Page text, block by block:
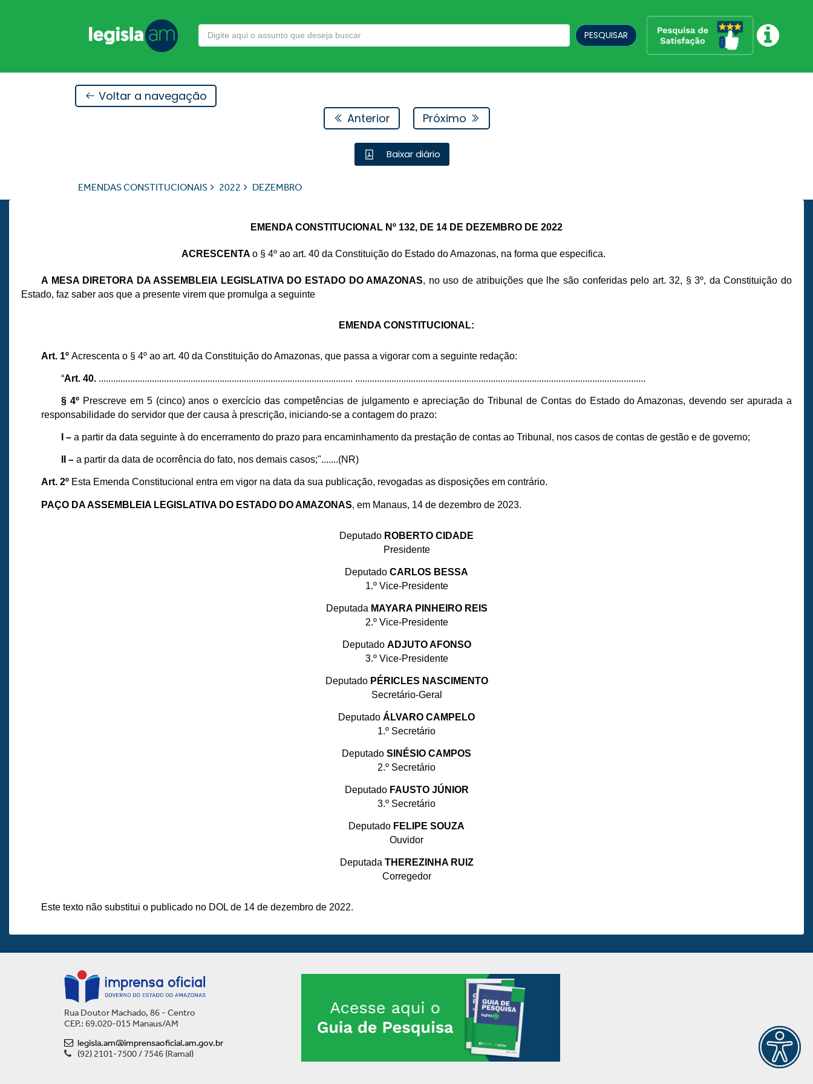
PESQUISAR
Voltar a navegação
Anterior
Próximo
Baixar diário
EMENDAS CONSTITUCIONAIS 2022 DEZEMBRO
EMENDA CONSTITUCIONAL Nº 132, DE 14 DE DEZEMBRO DE 2022
ACRESCENTA o § 4º ao art. 40 da Constituição do Estado do Amazonas, na forma que especifica.
A MESA DIRETORA DA ASSEMBLEIA LEGISLATIVA DO ESTADO DO AMAZONAS, no uso de atribuições que lhe são conferidas pelo art. 32, § 3º, da Constituição do
Estado, faz saber aos que a presente virem que promulga a seguinte
EMENDA CONSTITUCIONAL:
Art. 1ºAcrescenta o § 4º ao art. 40 da Constituição do Amazonas, que passa a vigorar com a seguinte redação:
“Art. 40. ......................................................................................................... ........................................................................................................................
§ 4º Prescreve em 5 (cinco) anos o exercício das competências de julgamento e apreciação do Tribunal de Contas do Estado do Amazonas, devendo ser apurada a
responsabilidade do servidor que der causa à prescrição, iniciando-se a contagem do prazo:
I – a partir da data seguinte à do encerramento do prazo para encaminhamento da prestação de contas ao Tribunal, nos casos de contas de gestão e de governo;
II –a partir da data de ocorrência do fato, nos demais casos;".......(NR)
Art. 2º Esta Emenda Constitucional entra em vigor na data da sua publicação, revogadas as disposições em contrário.
PAÇO DA ASSEMBLEIA LEGISLATIVA DO ESTADO DO AMAZONAS, em Manaus, 14 de dezembro de 2023.
Deputado ROBERTO CIDADE
Presidente
Deputado CARLOS BESSA
1.º Vice-Presidente
Deputada MAYARA PINHEIRO REIS
2.º Vice-Presidente
Deputado ADJUTO AFONSO
3.º Vice-Presidente
Deputado PÉRICLES NASCIMENTO
Secretário-Geral
Deputado ÁLVARO CAMPELO
1.º Secretário
Deputado SINÉSIO CAMPOS
2.º Secretário
Deputado FAUSTO JÚNIOR
3.º Secretário
Deputado FELIPE SOUZA
Ouvidor
Deputada THEREZINHA RUIZ
Corregedor
Este texto não substitui o publicado no DOL de 14 de dezembro de 2022.
Rua Doutor Machado, 86 - Centro
CEP.: 69.020-015 Manaus/AM
legisla.am@imprensaoficial.am.gov.br
(92) 2101-7500 / 7546 (Ramal)